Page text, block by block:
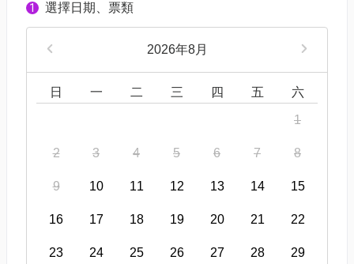
1 選擇日期、票類
2026年8月
日 一 二 三 四 五 六
1
2 3 4 5 6 7 8
9 10 11 12 13 14 15
16 17 18 19 20 21 22
23 24 25 26 27 28 29